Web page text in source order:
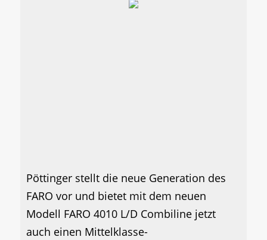
Pöttinger stellt die neue Generation des
FARO vor und bietet mit dem neuen
Modell FARO 4010 L/D Combiline jetzt
auch einen Mittelklasse-